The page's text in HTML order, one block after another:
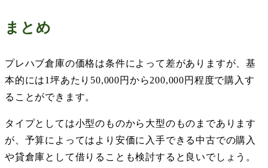
まとめ
プレハブ倉庫の価格は条件によって差がありますが、基
本的には1坪あたり 50,000円から200,000円程度で購入す
ることができます。
タイプとしては小型のものから大型のものまであります
が、予算によってはより安価に入手できる中古での購入
や貸倉庫として借りることも検討すると良いでしょう。